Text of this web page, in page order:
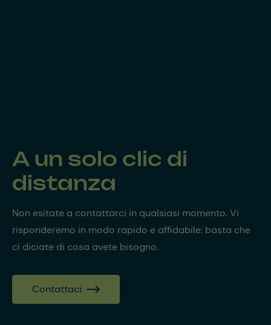
A un solo clic di
distanza
Non esitate a contattarci in qualsiasi momento. Vi
risponderemo in modo rapido e affidabile: basta che
ci diciate di cosa avete bisogno.
Contattaci